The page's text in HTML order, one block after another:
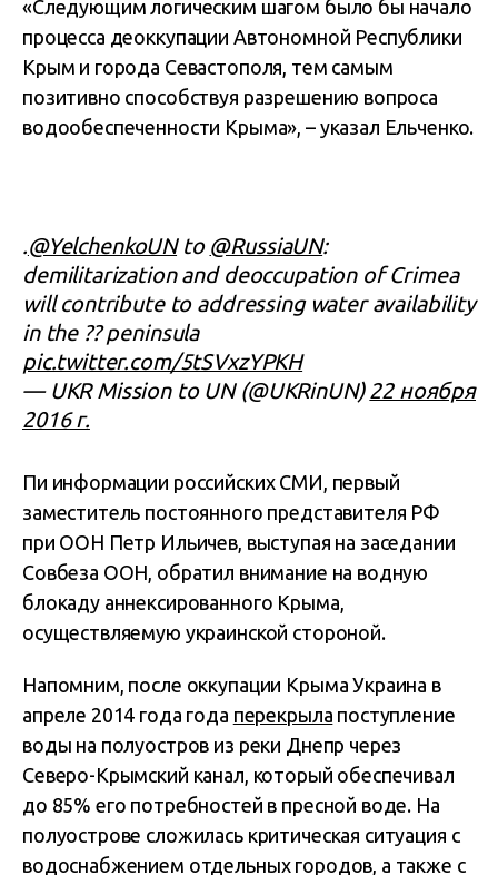
«Следующим логическим шагом было бы начало
процесса деоккупации Автономной Республики
Крым и города Севастополя, тем самым
позитивно способствуя разрешению вопроса
водообеспеченности Крыма», – указал Ельченко.
.@YelchenkoUNto @RussiaUN:
demilitarization and deoccupation of Crimea
will contribute to addressing water availability
in the ?? peninsula
pic.twitter.com/5tSVxzYPKH
— UKR Mission to UN (@UKRinUN)22 ноября
2016 г.
Пи информации российских СМИ, первый
заместитель постоянного представителя РФ
при ООН Петр Ильичев, выступая на заседании
Совбеза ООН, обратил внимание на водную
блокаду аннексированного Крыма,
осуществляемую украинской стороной.
Напомним, после оккупации Крыма Украина в
апреле 2014 года года перекрыла поступление
воды на полуостров из реки Днепр через
Северо-Крымский канал, который обеспечивал
до 85% его потребностей в пресной воде. На
полуострове сложилась критическая ситуация с
водоснабжением отдельных городов, а также с